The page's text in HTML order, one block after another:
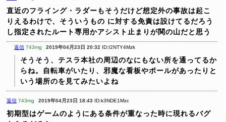
直近のフライング・ラダーもそうだけど想定外の事故は起こ
りえるわけで、そういうもの に対する免責は設けてるだろう
し指定されたルート専用かアシスト止まりが関の山だと思う
返信 743mg 2019年04月23日 20:32 ID:I2NTY4Mzk
そうそう、テスラ本社の周辺のなにもない所を通ってるか
らね。自転車がいたり、邪魔な看板やポールがあったりと
いう場所のを見てみたいよね
返信 743mg 2019年04月23日 18:43 ID:k3NDE1Mzc
初期型はゲームのようにある条件が重なった時に現れるバグ